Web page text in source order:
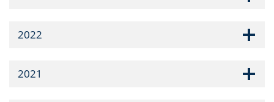
2022
2021